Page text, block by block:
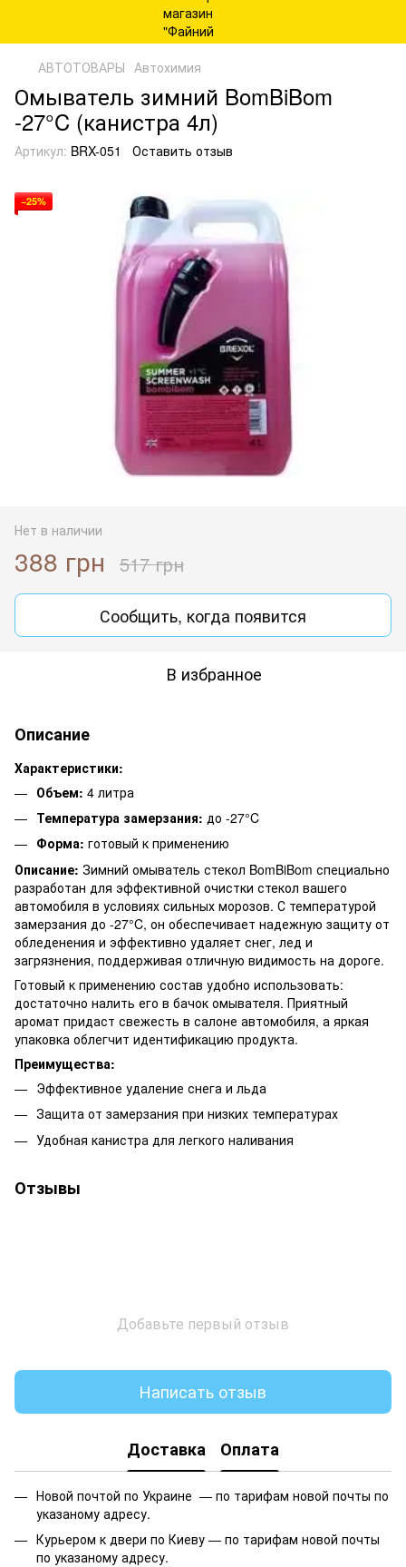
АВТОТОВАРЫ Автохимия
Омыватель зимний BomBiBom
-27°C (канистра 4л)
Артикул: BRX-051 Оставить отзыв
−25%
Нет в наличии
388 грн 517 грн
Сообщить, когда появится
В избранное
Описание
Характеристики:
Объем: 4 литра
Температура замерзания: до -27°C
Форма: готовый к применению
Описание: Зимний омыватель стекол BomBiBom специально
разработан для эффективной очистки стекол вашего
автомобиля в условиях сильных морозов. С температурой
замерзания до -27°C, он обеспечивает надежную защиту от
обледенения и эффективно удаляет снег, лед и
загрязнения, поддерживая отличную видимость на дороге.
Готовый к применению состав удобно использовать:
достаточно налить его в бачок омывателя. Приятный
аромат придаст свежесть в салоне автомобиля, а яркая
упаковка облегчит идентификацию продукта.
Преимущества:
Эффективное удаление снега и льда
Защита от замерзания при низких температурах
Удобная канистра для легкого наливания
Отзывы
Добавьте первый отзыв
Написать отзыв
Доставка Оплата
Новой почтой по Украине — по тарифам новой почты по
указаному адресу.
Курьером к двери по Киеву — по тарифам новой почты
по указаному адресу.